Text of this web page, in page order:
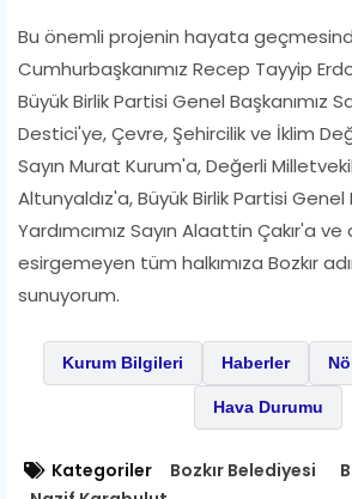
Bu önemli projenin hayata
Cumhurbaşkanımız Recep Tayyip
Büyük Birlik Partisi Genel Başkanımız
Destici'ye, Çevre, Şehircilik ve İklim
Sayın Murat Kurum'a, Değerli
Altunyaldız'a, Büyük Birlik Partisi Genel
Yardımcımız Sayın Alaattin Çakır'a
esirgemeyen tüm halkımıza Bozkır
sunuyorum.
Kurum Bilgileri Haberler
Hava Durumu
Kategoriler Bozkır Belediyesi